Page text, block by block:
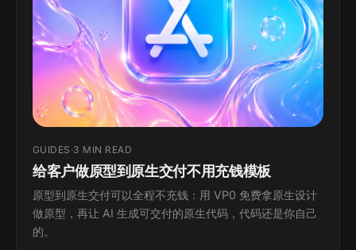
GUIDES ·3 MIN READ
给客户做原型到原生交付不用充钱模板
原型到原生交付可以全程不充钱：用 VP0 免费拿原生设计
做原型，再让 AI 生成可交付的原生代码，代码还是你自己
的。